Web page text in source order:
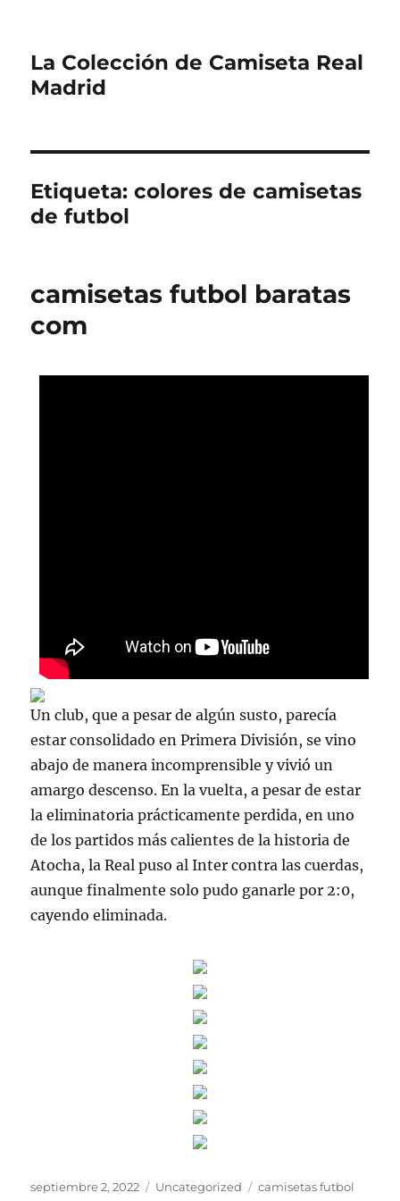
La Colección de Camiseta Real
Madrid
Etiqueta:colores de camisetas
de futbol
camisetas futbol baratas
com
Un club, que a pesar de algún susto, parecía
estar consolidado en Primera División, se vino
abajo de manera incomprensible y vivió un
amargo descenso. En la vuelta, a pesar de estar
la eliminatoria prácticamente perdida, en uno
de los partidos más calientes de la historia de
Atocha, la Real puso al Inter contra las cuerdas,
aunque finalmente solo pudo ganarle por 2:0,
cayendo eliminada.
Publicado
septiembre 2, 2022 Categorías
Uncategorized Etiquetas
camisetas futbol